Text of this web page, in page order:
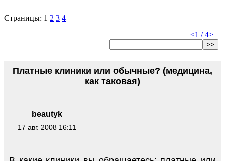
Страницы: 1 2 3 4
<1 / 4>
>>
beautyk
17 авг. 2008 16:11
Платные клиники или обычные? (медицина,
как таковая)